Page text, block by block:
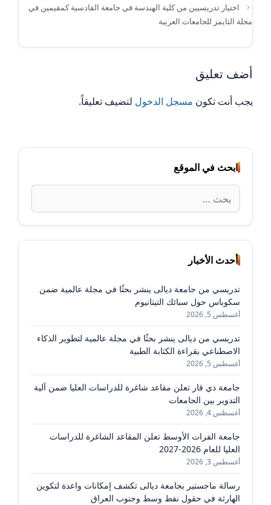
اختيار تدريسيين من كلية الهندسة في جامعة القادسية كمقيمين في
مجلة التايمز للجامعات العربية
أضف تعليق
يجب أنت تكون مسجل الدخول لتضيف تعليقاً.
ابحث في الموقع
البحث
عن:
أحدث الأخبار
تدريسي من جامعة ديالى ينشر بحثًا في مجلة عالمية ضمن
سكوباس حول سبائك التيتانيوم
أغسطس 5, 2026
تدريسي من ديالى ينشر بحثًا في مجلة عالمية لتطوير الذكاء
الاصطناعي بقراءة الكتابة الطبية
أغسطس 5, 2026
جامعة ذي قار تعلن مقاعد شاغرة للدراسات العليا ضمن آلية
التدوير بين الجامعات
أغسطس 4, 2026
جامعة الفرات الأوسط تعلن المقاعد الشاغرة للدراسات
العليا للعام 2026-2027
أغسطس 3, 2026
رسالة ماجستير بجامعة ديالى تكشف إمكانات واعدة لتكوين
الهارثة في حقول نفط وسط وجنوب العراق